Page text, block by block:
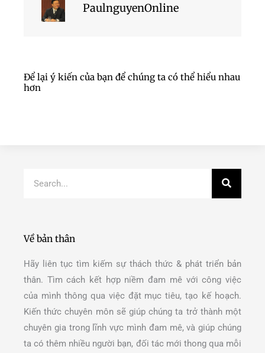
PaulnguyenOnline
Để lại ý kiến của bạn để chúng ta có thể hiểu nhau
hơn
Về bản thân
Hãy liên tục tìm kiếm sự thách thức & phát triển bản
thân. Tìm cách kết hợp niềm đam mê với công việc
của mình thông qua việc đặt mục tiêu, tạo kế hoạch.
Kiến thức chuyên môn sẽ giúp chúng ta trở thành một
chuyên gia trong lĩnh vực mình đam mê, và giúp chúng
ta có thêm nhiều người bạn, đối tác mới thong qua mỗi